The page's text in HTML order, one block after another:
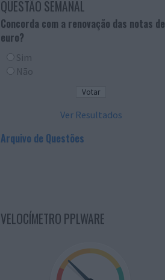
QUESTÃO SEMANAL
Concorda com a renovação das notas de
euro?
Sim
Não
Ver Resultados
Arquivo de Questões
VELOCÍMETRO PPLWARE